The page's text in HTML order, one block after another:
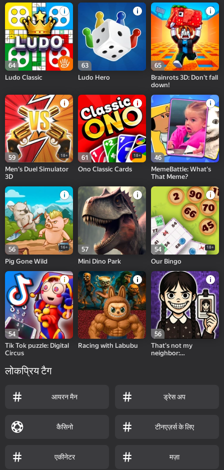
64
Ludo Classic
63
Ludo Hero
65
Brainrots 3D: Don't fall
down!
59 18+
Men's Duel Simulator
3D
61 18+
Ono Classic Cards
46
MemeBattle: What's
That Meme?
56 16+
Pig Gone Wild
57
Mini Dino Park
54 18+
Our Bingo
54
Tik Tok puzzle: Digital
Circus
Racing with Labubu
56
That's not my
neighbor:
लोकप्रिय टैग
आयरन मैन ड्रेस अप
कैसिनो टीनएज़र्स के लिए
एकीनेटर मज़ा